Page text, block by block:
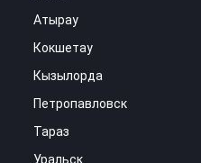
Атырау
Кокшетау
Кызылорда
Петропавловск
Тараз
Уральск